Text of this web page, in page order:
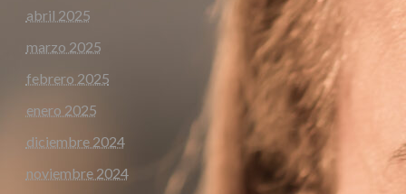
abril 2025
marzo 2025
febrero 2025
enero 2025
diciembre 2024
noviembre 2024